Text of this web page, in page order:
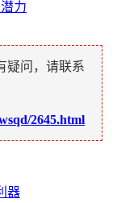
力
疑问，请联系
2645.html
器